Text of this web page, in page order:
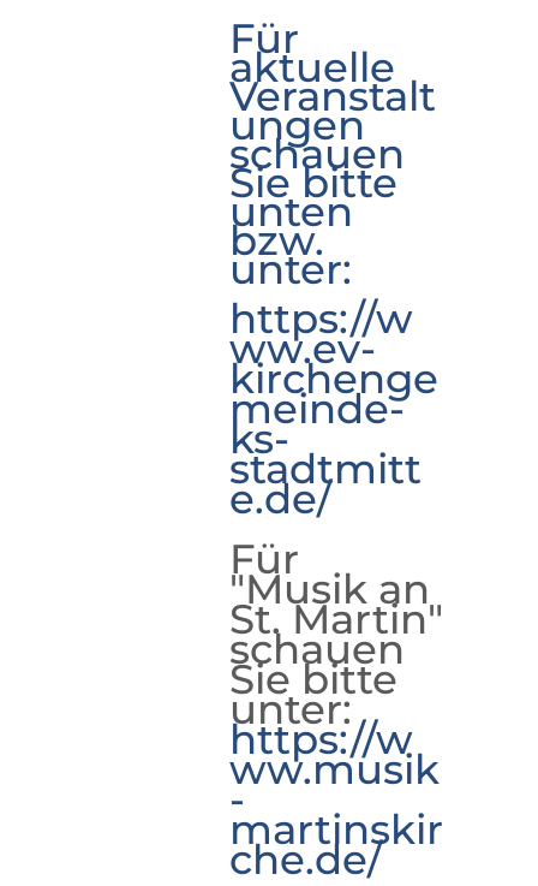
Für
aktuelle
Veranstalt
ungen
schauen
Sie bitte
unten
bzw.
unter:
https://w
ww.ev-
kirchenge
meinde-
ks-
stadtmitt
e.de/
Für
"Musik an
St. Martin"
schauen
Sie bitte
unter:
https://w
ww.musik
-
martinskir
che.de/